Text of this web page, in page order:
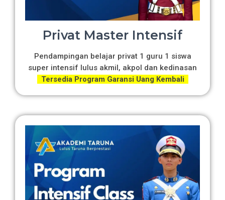
Privat Master Intensif
Pendampingan belajar privat 1 guru 1 siswa
super intensif lulus akmil, akpol dan kedinasan
Tersedia Program Garansi Uang Kembali